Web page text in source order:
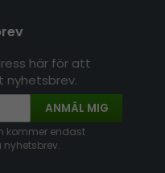
här för att
nyhetsbrev.
ANMÄL MIG
kommer endast